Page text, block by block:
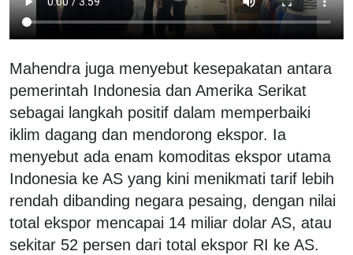
Mahendra juga menyebut kesepakatan antara
pemerintah Indonesia dan Amerika Serikat
sebagai langkah positif dalam memperbaiki
iklim dagang dan mendorong ekspor. Ia
menyebut ada enam komoditas ekspor utama
Indonesia ke AS yang kini menikmati tarif lebih
rendah dibanding negara pesaing, dengan nilai
total ekspor mencapai 14 miliar dolar AS, atau
sekitar 52 persen dari total ekspor RI ke AS.